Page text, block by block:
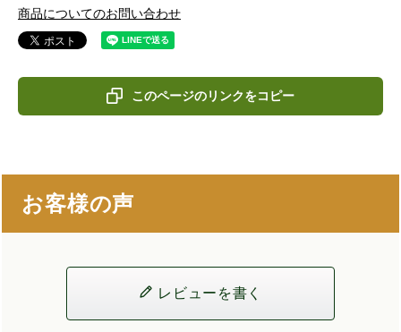
商品についてのお問い合わせ
このページのリンクをコピー
お客様の声
レビューを書く